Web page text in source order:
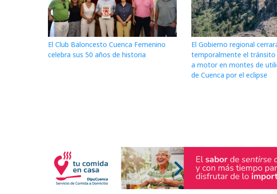
El Club Baloncesto Cuenca Femenino
celebra sus 50 años de historia
El Gobierno regional
temporalmente el tránsito
a motor en montes de
de Cuenca por el eclipse